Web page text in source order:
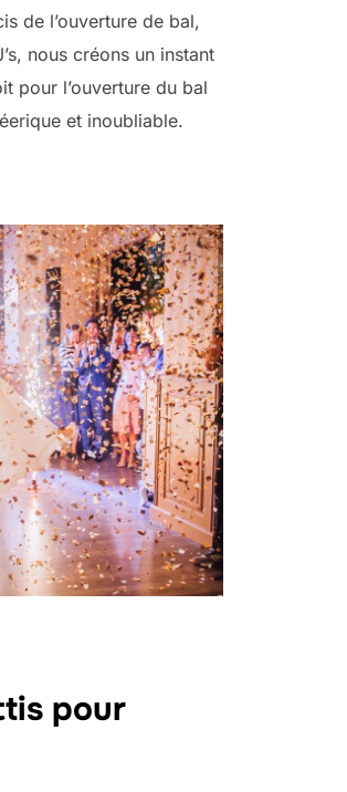
de l’ouverture de bal,
nous créons un instant
pour l’ouverture du bal
et inoubliable.
pour